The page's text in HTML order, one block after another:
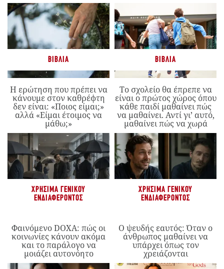
ΒΙΒΛΊΑ
Η ερώτηση που πρέπει να
κάνουμε στον καθρέφτη
δεν είναι: «Ποιος είμαι;»
αλλά «Είμαι έτοιμος να
μάθω;»
ΒΙΒΛΊΑ
Το σχολείο θα έπρεπε να
είναι ο πρώτος χώρος όπου
κάθε παιδί μαθαίνει πώς
να μαθαίνει. Αντί γι’ αυτό,
μαθαίνει πώς να χωρά
ΧΡΉΣΙΜΑ ΓΕΝΙΚΟΎ
ΕΝΔΙΑΦΈΡΟΝΤΟΣ
Φαινόμενο DOXA: πώς οι
κοινωνίες κάνουν ακόμα
και το παράλογο να
μοιάζει αυτονόητο
ΧΡΉΣΙΜΑ ΓΕΝΙΚΟΎ
ΕΝΔΙΑΦΈΡΟΝΤΟΣ
Ο ψευδής εαυτός: Όταν ο
άνθρωπος μαθαίνει να
υπάρχει όπως τον
χρειάζονται